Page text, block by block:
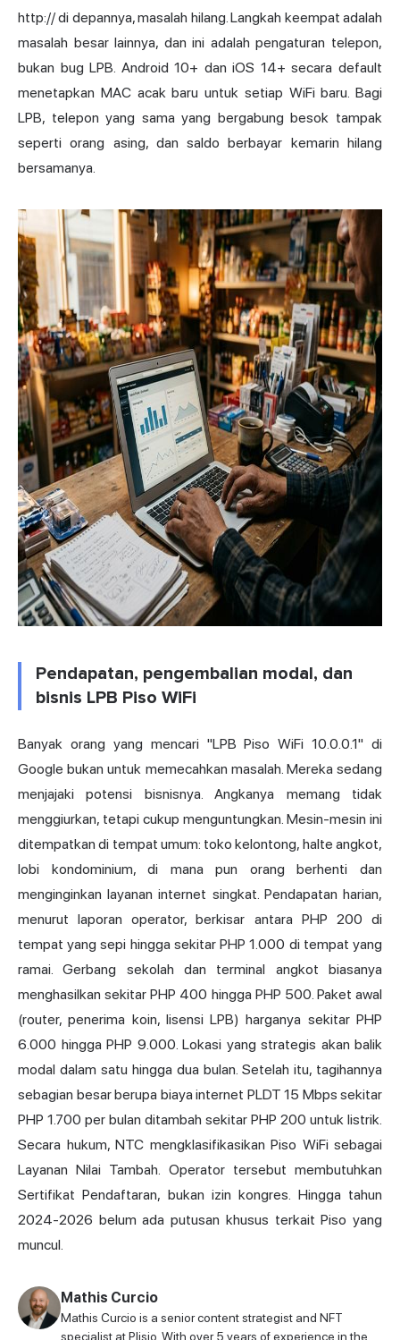
http:// di depannya, masalah hilang. Langkah keempat adalah
masalah besar lainnya, dan ini adalah pengaturan telepon,
bukan bug LPB. Android 10+ dan iOS 14+ secara default
menetapkan MAC acak baru untuk setiap WiFi baru. Bagi
LPB, telepon yang sama yang bergabung besok tampak
seperti orang asing, dan saldo berbayar kemarin hilang
bersamanya.
Pendapatan, pengembalian modal, dan
bisnis LPB Piso WiFi
Banyak orang yang mencari "LPB Piso WiFi 10.0.0.1" di
Google bukan untuk memecahkan masalah. Mereka sedang
menjajaki potensi bisnisnya. Angkanya memang tidak
menggiurkan, tetapi cukup menguntungkan. Mesin-mesin ini
ditempatkan di tempat umum: toko kelontong, halte angkot,
lobi kondominium, di mana pun orang berhenti dan
menginginkan layanan internet singkat. Pendapatan harian,
menurut laporan operator, berkisar antara PHP 200 di
tempat yang sepi hingga sekitar PHP 1.000 di tempat yang
ramai. Gerbang sekolah dan terminal angkot biasanya
menghasilkan sekitar PHP 400 hingga PHP 500. Paket awal
(router, penerima koin, lisensi LPB) harganya sekitar PHP
6.000 hingga PHP 9.000. Lokasi yang strategis akan balik
modal dalam satu hingga dua bulan. Setelah itu, tagihannya
sebagian besar berupa biaya internet PLDT 15 Mbps sekitar
PHP 1.700 per bulan ditambah sekitar PHP 200 untuk listrik.
Secara hukum, NTC mengklasifikasikan Piso WiFi sebagai
Layanan Nilai Tambah. Operator tersebut membutuhkan
Sertifikat Pendaftaran, bukan izin kongres. Hingga tahun
2024-2026 belum ada putusan khusus terkait Piso yang
muncul.
Mathis Curcio
Mathis Curcio is a senior content strategist and NFT
specialist at Plisio. With over 5 years of experience in the